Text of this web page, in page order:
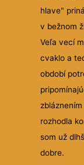
hlave"
v bežnom
Veľa vecí
cvaklo a
období
rozhodla
som už
dobre.